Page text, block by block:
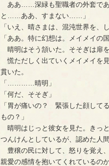
ああ……深緑も聖職者の外套であ
と……ああ、すまない……」
「いえ、晴さまは、混沌世界を、
「ああ。特に幻想は。メイメイの国
晴明はそう頷いた。そそぎは扉
慌ただしく出ていくメイメイを
貫いた。
「…………晴明」
「何だ、そそぎ」
「胃が痛いの？　緊張した顔して
もの？」
晴明はじっと彼女を見た。きっ
つんけんとしているが、認めた人間
豊穣の民に対して、怒りを覚え
親愛の感情を抱いてくれているのか